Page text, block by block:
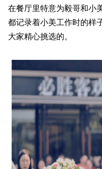
在餐厅里特意为毅哥和小
都记录着小美工作时的样
大家精心挑选的。